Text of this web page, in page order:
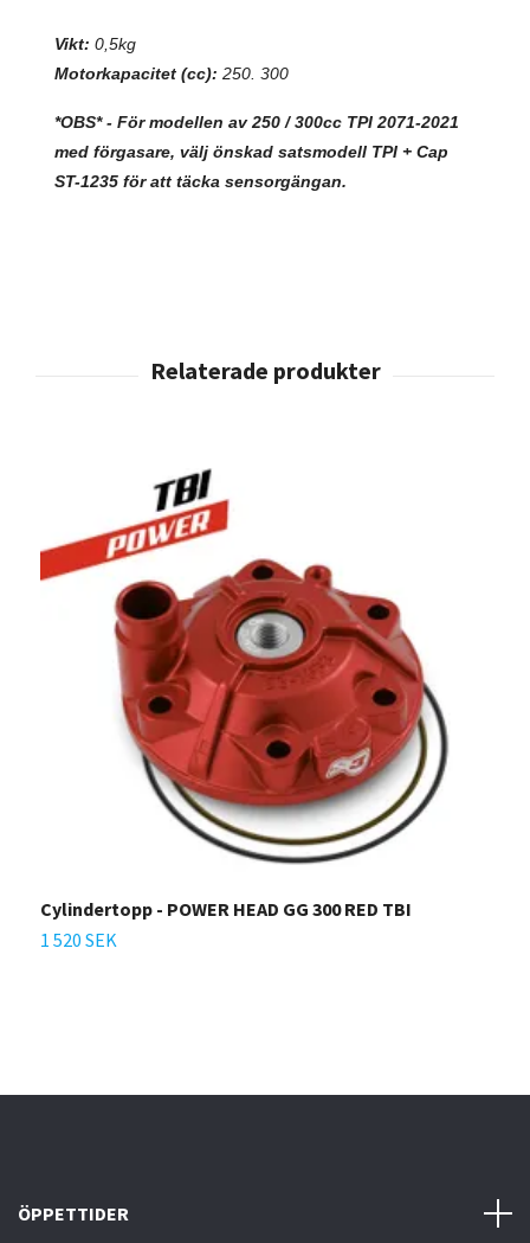
Vikt: 0,5kg
Motorkapacitet (cc): 250. 300
*OBS* - För modellen av 250 / 300cc TPI 2071-2021
med förgasare, välj önskad satsmodell TPI + Cap
ST-1235 för att täcka sensorgängan.
Cylindertopp - POWER HEAD GG 300 RED TBI
1 520 SEK
ÖPPETTIDER